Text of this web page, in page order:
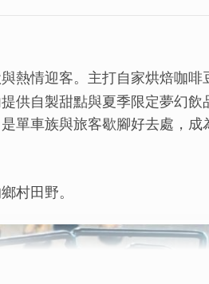
熱情迎客。主打自家烘焙咖啡
供自製甜點與夏季限定夢幻飲
單車族與旅客歇腳好去處，成
村田野。